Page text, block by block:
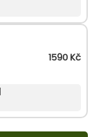
1590 Kč